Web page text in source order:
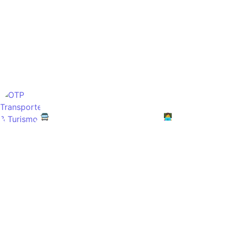
🚍Turismo / Arriendo de Buses y Van 👩‍💻Empresa